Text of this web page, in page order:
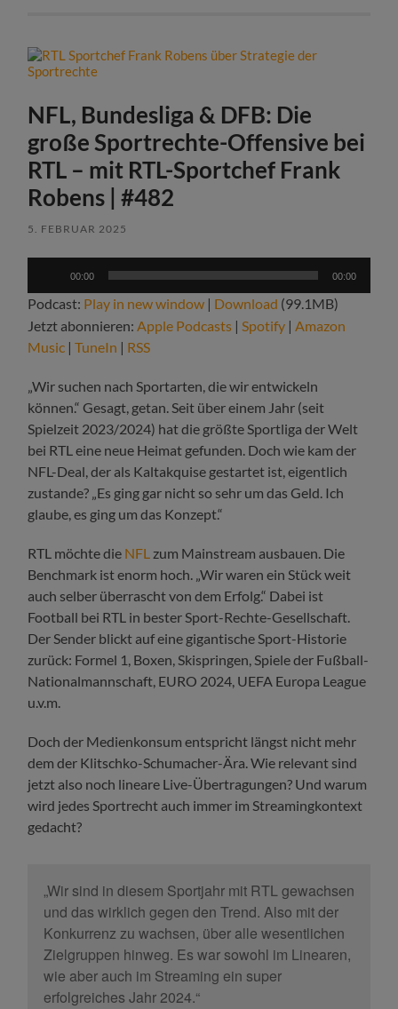
NFL, Bundesliga & DFB: Die
große Sportrechte-Offensive bei
RTL – mit RTL-Sportchef Frank
Robens | #482
5. FEBRUAR 2025
00:00 00:00
Podcast: Play in new window | Download (99.1MB)
Jetzt abonnieren:Apple Podcasts |Spotify |Amazon
Music |TuneIn | RSS
„Wir suchen nach Sportarten, die wir entwickeln
können.“ Gesagt, getan. Seit über einem Jahr (seit
Spielzeit 2023/2024) hat die größte Sportliga der Welt
bei RTL eine neue Heimat gefunden. Doch wie kam der
NFL-Deal, der als Kaltakquise gestartet ist, eigentlich
zustande? „Es ging gar nicht so sehr um das Geld. Ich
glaube, es ging um das Konzept.“
RTL möchte die NFL zum Mainstream ausbauen. Die
Benchmark ist enorm hoch. „Wir waren ein Stück weit
auch selber überrascht von dem Erfolg.“ Dabei ist
Football bei RTL in bester Sport-Rechte-Gesellschaft.
Der Sender blickt auf eine gigantische Sport-Historie
zurück: Formel 1, Boxen, Skispringen, Spiele der Fußball-
Nationalmannschaft, EURO 2024, UEFA Europa League
u.v.m.
Doch der Medienkonsum entspricht längst nicht mehr
dem der Klitschko-Schumacher-Ära. Wie relevant sind
jetzt also noch lineare Live-Übertragungen? Und warum
wird jedes Sportrecht auch immer im Streamingkontext
gedacht?
„Wir sind in diesem Sportjahr mit RTL gewachsen
und das wirklich gegen den Trend. Also mit der
Konkurrenz zu wachsen, über alle wesentlichen
Zielgruppen hinweg. Es war sowohl im Linearen,
wie aber auch im Streaming ein super
erfolgreiches Jahr 2024.“